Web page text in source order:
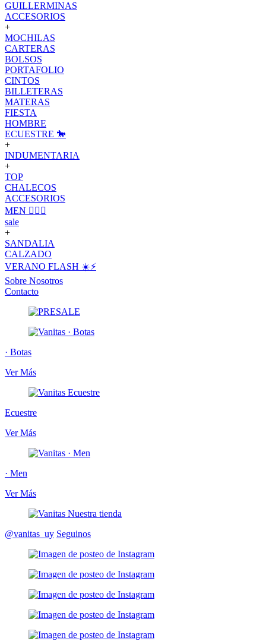
GUILLERMINAS
ACCESORIOS
+
MOCHILAS
CARTERAS
BOLSOS
PORTAFOLIO
CINTOS
BILLETERAS
MATERAS
FIESTA
HOMBRE
ECUESTRE 🐎
+
INDUMENTARIA
+
TOP
CHALECOS
ACCESORIOS
MEN 🙋🏽‍♂️
sale
+
SANDALIA
CALZADO
VERANO FLASH ☀️⚡️
Sobre Nosotros
Contacto
· Botas
Ver Más
Ecuestre
Ver Más
· Men
Ver Más
@vanitas_uy Seguinos